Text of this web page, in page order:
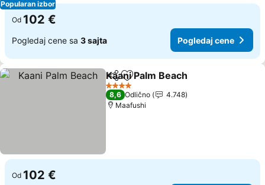
Popularan izbor
Od 102 €
Pogledaj cene sa 3 sajta Pogledaj cene
Deli Dodati u favorite
Kaani Palm Beach
4 Zvezdice
8,6 Odlično
4.748
Maafushi
Od 102 €